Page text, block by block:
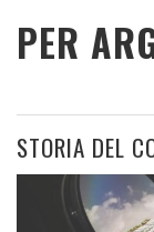
PER
STORIA DEL